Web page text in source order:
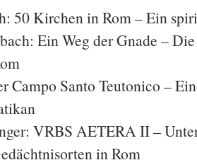
50 Kirchen in Rom – Ein
Ein Weg der Gnade –
Campo Santo Teutonico –
VRBS AETERA II –
in Rom